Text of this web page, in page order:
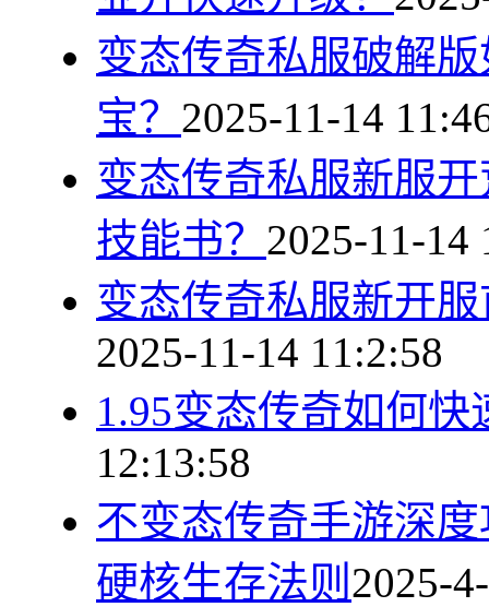
变态传奇私服破解
宝？ 2025-11-14
变态传奇私服新服
技能书？ 2025-11-14
变态传奇私服新开
2025-11-14 11:2:58
1.95变态传奇如何
12:13:58
不变态传奇手游深
硬核生存法则 2025-